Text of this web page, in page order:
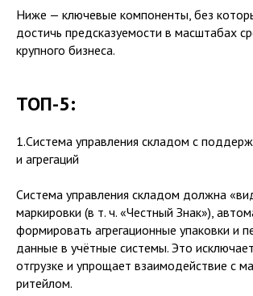
Ниже — ключевые компоненты, без
достичь предсказуемости в масштабах
крупного бизнеса.
ТОП-5:
1.Система управления складом с
и агрегаций
Система управления складом должна
маркировки (в т. ч. «Честный Знак»),
формировать агрегационные упаковки и
данные в учётные системы. Это
отгрузке и упрощает взаимодействие с
ритейлом.